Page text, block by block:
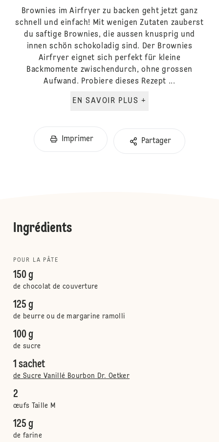
Brownies im Airfryer zu backen geht jetzt ganz
schnell und einfach! Mit wenigen Zutaten zauberst
du saftige Brownies, die aussen knusprig und
innen schön schokoladig sind. Der Brownies
Airfryer eignet sich perfekt für kleine
Backmomente zwischendurch, ohne grossen
Aufwand. Probiere dieses Rezept ...
EN SAVOIR PLUS +
Imprimer Partager
Ingrédients
POUR LA PÂTE
150 g
de chocolat de couverture
125 g
de beurre ou de margarine ramolli
100 g
de sucre
1 sachet
de Sucre Vanillé Bourbon Dr. Oetker
2
œufs Taille M
125 g
de farine